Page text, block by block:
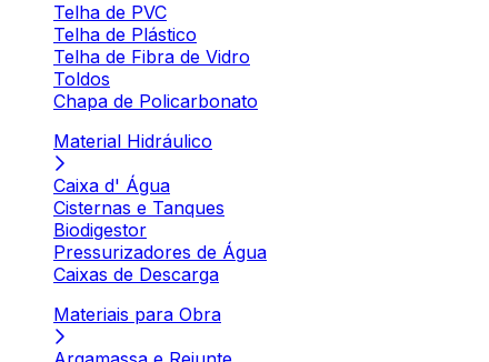
Telha de PVC
Telha de Plástico
Telha de Fibra de Vidro
Toldos
Chapa de Policarbonato
Material Hidráulico
Caixa d' Água
Cisternas e Tanques
Biodigestor
Pressurizadores de Água
Caixas de Descarga
Materiais para Obra